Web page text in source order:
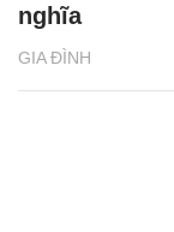
GIA ĐÌNH
nghĩa